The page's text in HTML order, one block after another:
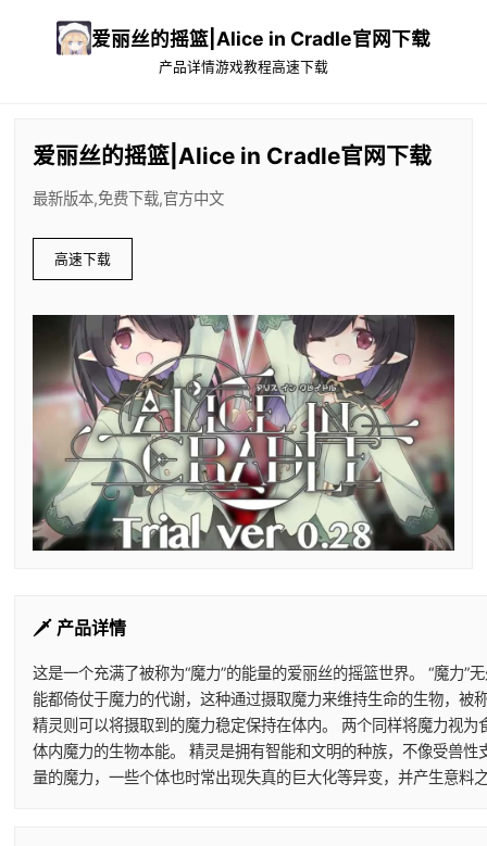
爱丽丝的摇篮|Alice in Cradle官网下载
产品详情游戏教程高速下载
爱丽丝的摇篮|Alice in Cradle官网下载
最新版本,免费下载,官方中文
高速下载
🗡️ 产品详情
这是一个充满了被称为“魔力”的能量的爱丽丝的摇篮世界。 “魔力
能都倚仗于魔力的代谢，这种通过摄取魔力来维持生命的生物，被
精灵则可以将摄取到的魔力稳定保持在体内。 两个同样将魔力视
体内魔力的生物本能。 精灵是拥有智能和文明的种族，不像受兽
量的魔力，一些个体也时常出现失真的巨大化等异变，并产生意